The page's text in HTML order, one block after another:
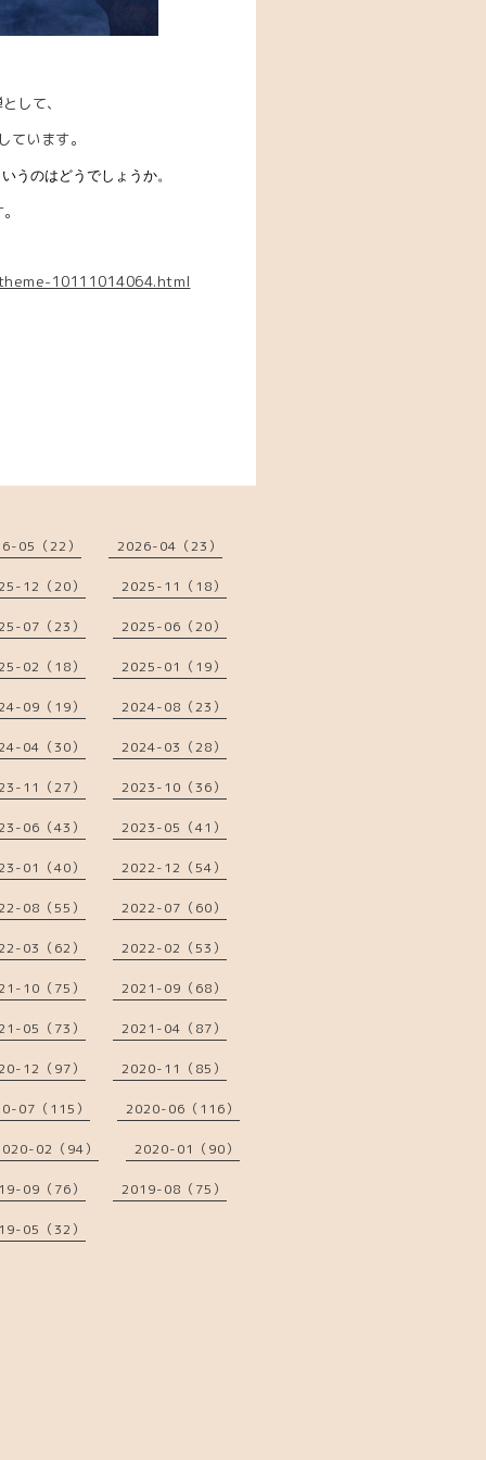
して、
います。
うのはどうでしょうか。
10111014064.html
05（22） 2026-04（23）
12（20） 2025-11（18）
07（23） 2025-06（20）
02（18） 2025-01（19）
09（19） 2024-08（23）
04（30） 2024-03（28）
11（27） 2023-10（36）
06（43） 2023-05（41）
01（40） 2022-12（54）
08（55） 2022-07（60）
03（62） 2022-02（53）
10（75） 2021-09（68）
05（73） 2021-04（87）
12（97） 2020-11（85）
07（115） 2020-06（116）
02（94） 2020-01（90）
09（76） 2019-08（75）
05（32）